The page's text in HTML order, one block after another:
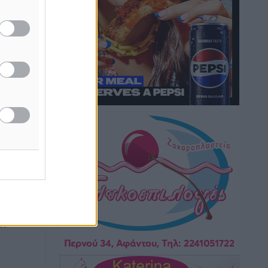
Αθλητικά πριν 13 λεπτά
Σταυρός Καλυθιών: Απέκτησε και την
Ειρήνη Καρελλάκη
Αθλητικά• πριν 41 λεπτά
Πρωτάθλημα Καλαθοσφαίρισης
Δικηγορικών Συλλόγων Ελλάδας και
Κύπρου: Η Ρόδος φιλοξένησε με
επιτυχία την 17η διοργάνωση
Αθλητικά• πριν 55 λεπτά
Φοιτητική στέγη: «Φωτιά» τα ενοίκια
σε Αθήνα και Θεσσαλονίκη – Έως 800
ευρώ στο Ρέθυμνο
Ειδήσεις πριν 1 ώρα